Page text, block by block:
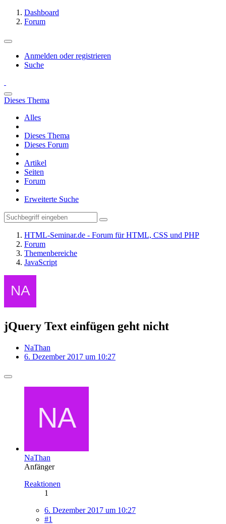
Dashboard
Forum
Anmelden oder registrieren
Suche
Dieses Thema
Alles
Dieses Thema
Dieses Forum
Artikel
Seiten
Forum
Erweiterte Suche
HTML-Seminar.de - Forum für HTML, CSS und PHP
Forum
Themenbereiche
JavaScript
jQuery Text einfügen geht nicht
NaThan
6. Dezember 2017 um 10:27
NaThan
Anfänger
Reaktionen
1
6. Dezember 2017 um 10:27
#1